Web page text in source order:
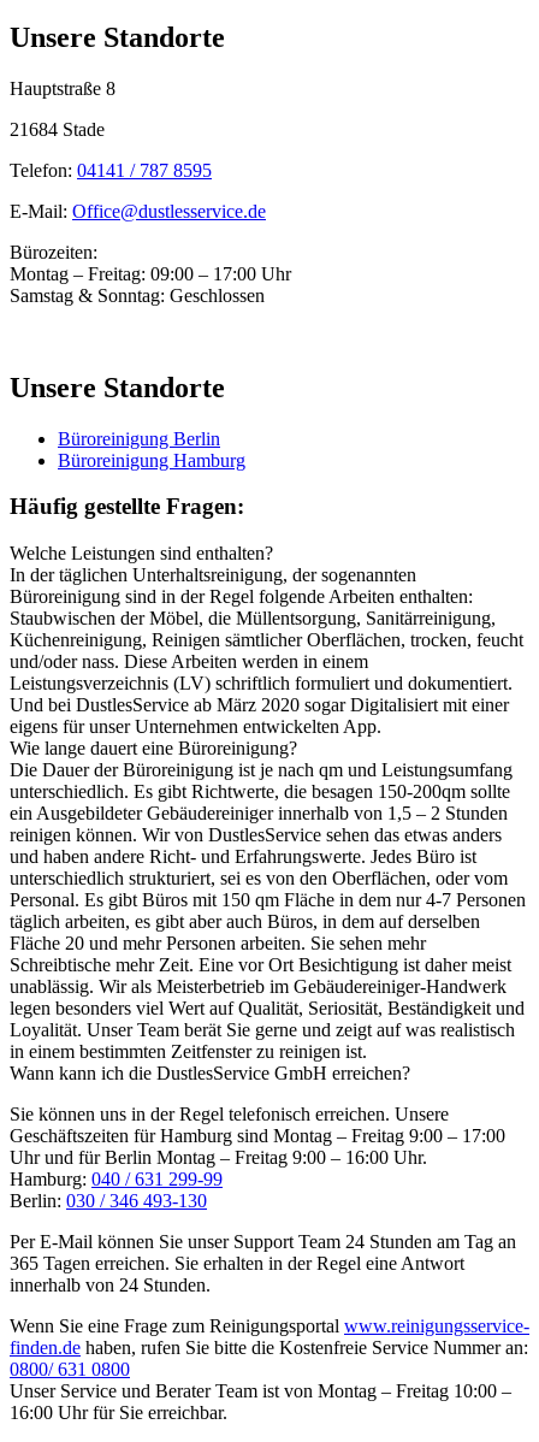
Unsere Standorte
Hauptstraße 8
21684 Stade
Telefon: 04141 / 787 8595
E-Mail: Office@dustlesservice.de
Bürozeiten:
Montag – Freitag: 09:00 – 17:00 Uhr
Samstag & Sonntag: Geschlossen
Unsere Standorte
Büroreinigung Berlin
Büroreinigung Hamburg
Häufig gestellte Fragen:
Welche Leistungen sind enthalten?
In der täglichen Unterhaltsreinigung, der sogenannten
Büroreinigung sind in der Regel folgende Arbeiten enthalten:
Staubwischen der Möbel, die Müllentsorgung, Sanitärreinigung,
Küchenreinigung, Reinigen sämtlicher Oberflächen, trocken, feucht
und/oder nass. Diese Arbeiten werden in einem
Leistungsverzeichnis (LV) schriftlich formuliert und dokumentiert.
Und bei DustlesService ab März 2020 sogar Digitalisiert mit einer
eigens für unser Unternehmen entwickelten App.
Wie lange dauert eine Büroreinigung?
Die Dauer der Büroreinigung ist je nach qm und Leistungsumfang
unterschiedlich. Es gibt Richtwerte, die besagen 150-200qm sollte
ein Ausgebildeter Gebäudereiniger innerhalb von 1,5 – 2 Stunden
reinigen können. Wir von DustlesService sehen das etwas anders
und haben andere Richt- und Erfahrungswerte. Jedes Büro ist
unterschiedlich strukturiert, sei es von den Oberflächen, oder vom
Personal. Es gibt Büros mit 150 qm Fläche in dem nur 4-7 Personen
täglich arbeiten, es gibt aber auch Büros, in dem auf derselben
Fläche 20 und mehr Personen arbeiten. Sie sehen mehr
Schreibtische mehr Zeit. Eine vor Ort Besichtigung ist daher meist
unablässig. Wir als Meisterbetrieb im Gebäudereiniger-Handwerk
legen besonders viel Wert auf Qualität, Seriosität, Beständigkeit und
Loyalität. Unser Team berät Sie gerne und zeigt auf was realistisch
in einem bestimmten Zeitfenster zu reinigen ist.
Wann kann ich die DustlesService GmbH erreichen?
Sie können uns in der Regel telefonisch erreichen. Unsere
Geschäftszeiten für Hamburg sind Montag – Freitag 9:00 – 17:00
Uhr und für Berlin Montag – Freitag 9:00 – 16:00 Uhr.
Hamburg: 040 / 631 299-99
Berlin: 030 / 346 493-130
Per E-Mail können Sie unser Support Team 24 Stunden am Tag an
365 Tagen erreichen. Sie erhalten in der Regel eine Antwort
innerhalb von 24 Stunden.
Wenn Sie eine Frage zum Reinigungsportal www.reinigungsservice-
finden.de haben, rufen Sie bitte die Kostenfreie Service Nummer an:
0800/ 631 0800
Unser Service und Berater Team ist von Montag – Freitag 10:00 –
16:00 Uhr für Sie erreichbar.